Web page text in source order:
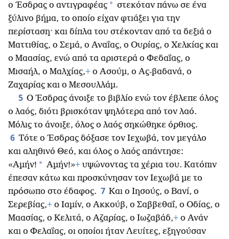
ο Έσδρας ο αντιγραφέας * στεκόταν πάνω σε ένα
ξύλινο βήμα, το οποίο είχαν φτιάξει για την
περίσταση· και δίπλα του στέκονταν από τα δεξιά ο
Ματτιθίας, ο Σεμά, ο Αναΐας, ο Ουρίας, ο Χελκίας και
ο Μαασίας, ενώ από τα αριστερά ο Φεδαΐας, ο
Μισαήλ, ο Μαλχίας,+ ο Ασούμ, ο Ας-βαδανά, ο
Ζαχαρίας και ο Μεσουλλάμ.
5 Ο Έσδρας άνοιξε το βιβλίο ενώ τον έβλεπε όλος
ο λαός, διότι βρισκόταν ψηλότερα από τον λαό.
Μόλις το άνοιξε, όλος ο λαός σηκώθηκε όρθιος.
6 Τότε ο Έσδρας δόξασε τον Ιεχωβά, τον μεγάλο
και αληθινό Θεό, και όλος ο λαός απάντησε:
«Αμήν! * Αμήν!»+ υψώνοντας τα χέρια του. Κατόπιν
έπεσαν κάτω και προσκύνησαν τον Ιεχωβά με το
πρόσωπο στο έδαφος. 7 Και ο Ιησούς, ο Βανί, ο
Σερεβίας,+ ο Ιαμίν, ο Ακκούβ, ο Σαββεθαΐ, ο Οδίας, ο
Μαασίας, ο Κελιτά, ο Αζαρίας, ο Ιωζαβάδ,+ ο Ανάν
και ο Φελαΐας, οι οποίοι ήταν Λευίτες, εξηγούσαν